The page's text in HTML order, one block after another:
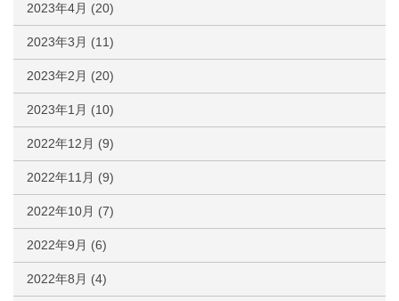
2023年4月 (20)
2023年3月 (11)
2023年2月 (20)
2023年1月 (10)
2022年12月 (9)
2022年11月 (9)
2022年10月 (7)
2022年9月 (6)
2022年8月 (4)